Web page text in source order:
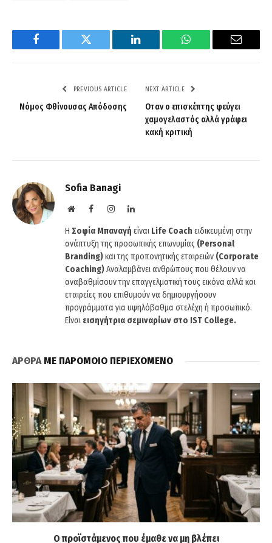
Facebook Twitter LinkedIn WhatsApp Email
PREVIOUS ARTICLE
Νόμος Φθίνουσας Απόδοσης
NEXT ARTICLE
Οταν ο επισκέπτης φεύγει
χαμογελαστός αλλά γράφει
κακή κριτική
Sofia Banagi
WebsiteFacebookInstagramLinkedIn
H Σοφία Μπαναγή είναι Life Coach ειδικευμένη στην
ανάπτυξη της προσωπικής επωνυμίας (Personal
Branding)και της προπονητικής εταιρειών (Corporate
Coaching)Αναλαμβάνει ανθρώπους που θέλουν να
αναβαθμίσουν την επαγγελματική τους εικόνα αλλά και
εταιρείες που επιθυμούν να δημιουργήσουν
προγράμματα για υψηλόβαθμα στελέχη ή προσωπικό.
Είναι εισηγήτρια σεμιναρίων στο IST College.
ΑΡΘΡΑΜΕ ΠΑΡΟΜΟΙΟ ΠΕΡΙΕΧΟΜΕΝΟ
Ο προϊστάμενος που έμαθε να μη βλέπει